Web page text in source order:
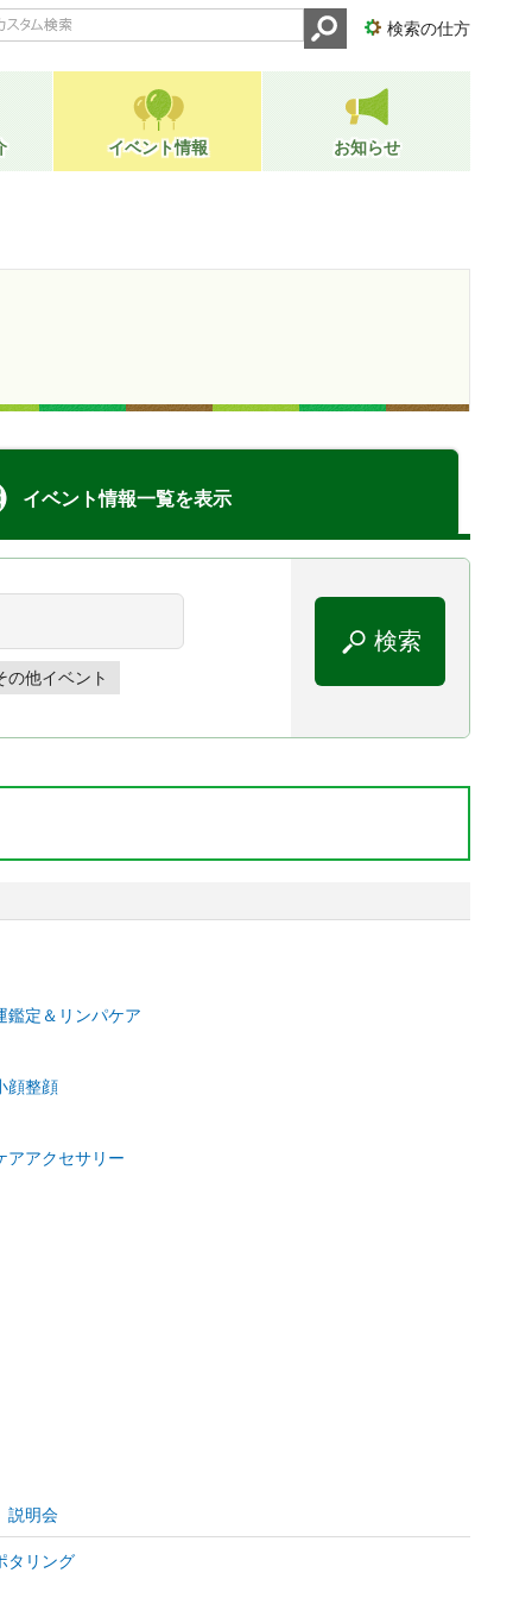
検索の仕方
イベント情報 お知らせ
イベント情報一覧を表示
の他イベント
鑑定＆リンパケア
顔整顔
アアクセサリー
説明会
タリング